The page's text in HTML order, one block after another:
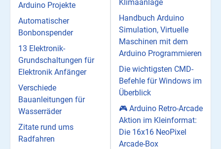
Arduino Projekte
Automatischer
Bonbonspender
13 Elektronik-
Grundschaltungen für
Elektronik Anfänger
Verschiede
Bauanleitungen für
Wasserräder
Zitate rund ums
Radfahren
Klimaanlage
Handbuch Arduino
Simulation, Virtuelle
Maschinen mit dem
Arduino Programmieren
Die wichtigsten CMD-
Befehle für Windows im
Überblick
🎮 Arduino Retro-Arcade
Aktion im Kleinformat:
Die 16x16 NeoPixel
Arcade-Box